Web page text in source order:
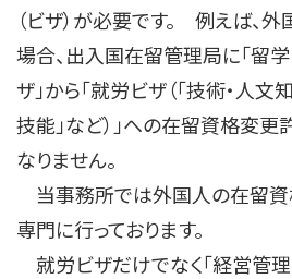
（ビザ）が必要です。 例えば、
場合、出入国在留管理局に「留
ザ」から「就労ビザ（「技術・人文
技能」など）」への在留資格変
なりません。
当事務所では外国人の在留資
専門に行っております。
就労ビザだけでなく「経営管理